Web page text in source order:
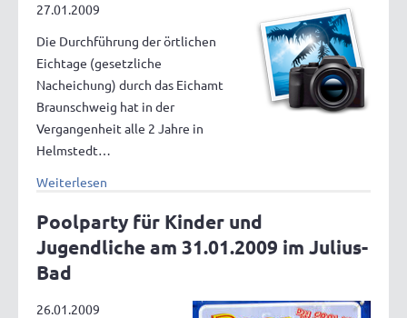
27.01.2009
Die Durchführung der örtlichen
Eichtage (gesetzliche
Nacheichung) durch das Eichamt
Braunschweig hat in der
Vergangenheit alle 2 Jahre in
Helmstedt…
Weiterlesen
Poolparty für Kinder und
Jugendliche am 31.01.2009 im Julius-
Bad
26.01.2009